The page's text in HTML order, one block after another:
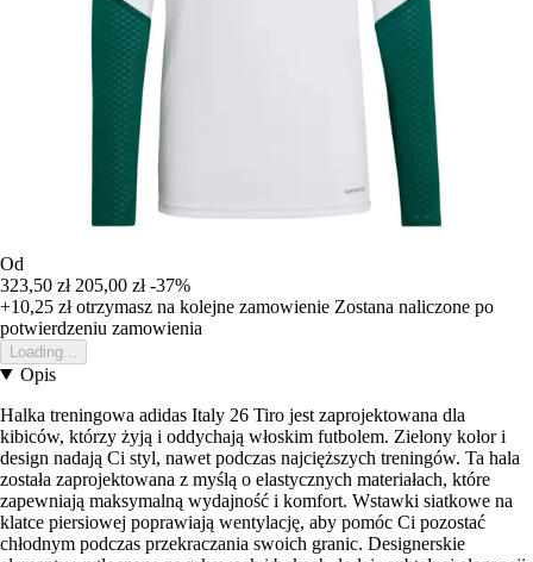
Od
323,50 zł 205,00 zł -37%
+10,25 złotrzymasz na kolejne zamowienie Zostana naliczone po
potwierdzeniu zamowienia
Loading...
Opis
Halka treningowa adidas Italy 26 Tiro jest zaprojektowana dla
kibiców, którzy żyją i oddychają włoskim futbolem. Zielony kolor i
design nadają Ci styl, nawet podczas najcięższych treningów. Ta hala
została zaprojektowana z myślą o elastycznych materiałach, które
zapewniają maksymalną wydajność i komfort. Wstawki siatkowe na
klatce piersiowej poprawiają wentylację, aby pomóc Ci pozostać
chłodnym podczas przekraczania swoich granic. Designerskie